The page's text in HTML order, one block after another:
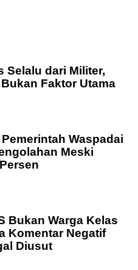
Selalu dari Militer,
Faktor Utama
Waspadai
Meski
Bukan Warga Kelas
Komentar Negatif
Diusut